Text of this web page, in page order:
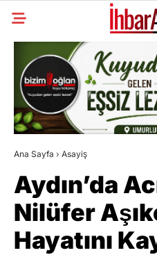
Ana Sayfa › Asayiş
Aydın’da
Nilüfer
Hayatını